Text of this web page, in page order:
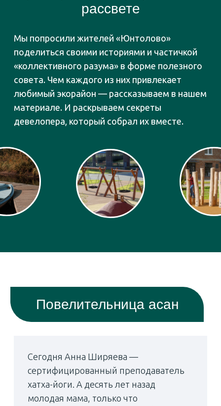
Сегодня Анна Ширяева —
сертифицированный преподаватель
хатха-йоги. А десять лет назад
молодая мама, только что
переехавшая в «Юнтолово», была
всего лишь любителем, хотя и очень
студий и преподавателей
на газоне рядом с детской площадкой.
Скоро благодаря юнтоловскому чату
и странице в VK к ней присоединились
другие мамы.
Группа соседок постепенно росла
и в итоге превратилась в активное
впрочем, со своей мотивацией:
Повелительница асан